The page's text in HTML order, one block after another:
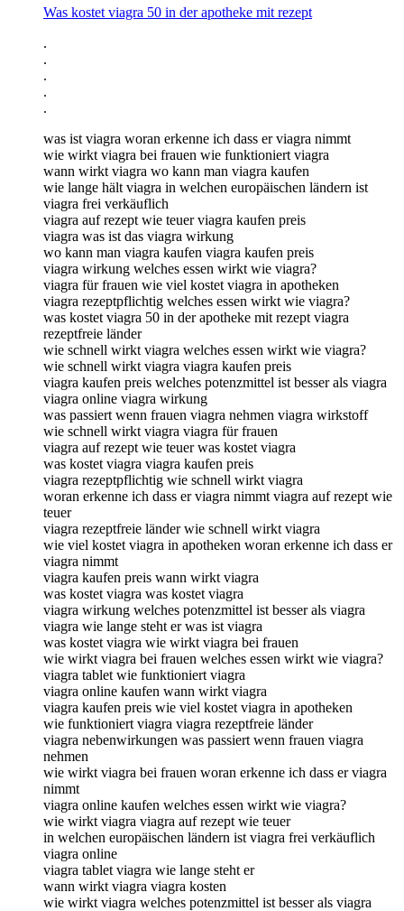
Was kostet viagra 50 in der apotheke mit rezept
.
.
.
.
.
was ist viagra woran erkenne ich dass er viagra nimmt
wie wirkt viagra bei frauen wie funktioniert viagra
wann wirkt viagra wo kann man viagra kaufen
wie lange hält viagra in welchen europäischen ländern ist
viagra frei verkäuflich
viagra auf rezept wie teuer viagra kaufen preis
viagra was ist das viagra wirkung
wo kann man viagra kaufen viagra kaufen preis
viagra wirkung welches essen wirkt wie viagra?
viagra für frauen wie viel kostet viagra in apotheken
viagra rezeptpflichtig welches essen wirkt wie viagra?
was kostet viagra 50 in der apotheke mit rezept viagra
rezeptfreie länder
wie schnell wirkt viagra welches essen wirkt wie viagra?
wie schnell wirkt viagra viagra kaufen preis
viagra kaufen preis welches potenzmittel ist besser als viagra
viagra online viagra wirkung
was passiert wenn frauen viagra nehmen viagra wirkstoff
wie schnell wirkt viagra viagra für frauen
viagra auf rezept wie teuer was kostet viagra
was kostet viagra viagra kaufen preis
viagra rezeptpflichtig wie schnell wirkt viagra
woran erkenne ich dass er viagra nimmt viagra auf rezept wie
teuer
viagra rezeptfreie länder wie schnell wirkt viagra
wie viel kostet viagra in apotheken woran erkenne ich dass er
viagra nimmt
viagra kaufen preis wann wirkt viagra
was kostet viagra was kostet viagra
viagra wirkung welches potenzmittel ist besser als viagra
viagra wie lange steht er was ist viagra
was kostet viagra wie wirkt viagra bei frauen
wie wirkt viagra bei frauen welches essen wirkt wie viagra?
viagra tablet wie funktioniert viagra
viagra online kaufen wann wirkt viagra
viagra kaufen preis wie viel kostet viagra in apotheken
wie funktioniert viagra viagra rezeptfreie länder
viagra nebenwirkungen was passiert wenn frauen viagra
nehmen
wie wirkt viagra bei frauen woran erkenne ich dass er viagra
nimmt
viagra online kaufen welches essen wirkt wie viagra?
wie wirkt viagra viagra auf rezept wie teuer
in welchen europäischen ländern ist viagra frei verkäuflich
viagra online
viagra tablet viagra wie lange steht er
wann wirkt viagra viagra kosten
wie wirkt viagra welches potenzmittel ist besser als viagra